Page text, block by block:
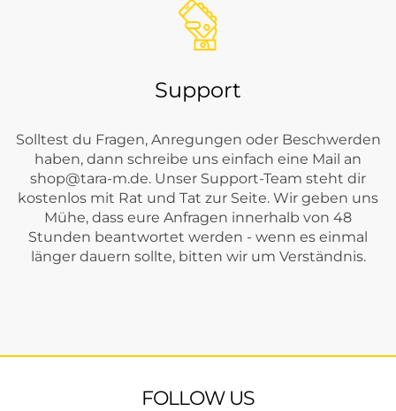
Support
Solltest du Fragen, Anregungen oder Beschwerden
haben, dann schreibe uns einfach eine Mail an
shop@tara-m.de. Unser Support-Team steht dir
kostenlos mit Rat und Tat zur Seite. Wir geben uns
Mühe, dass eure Anfragen innerhalb von 48
Stunden beantwortet werden - wenn es einmal
länger dauern sollte, bitten wir um Verständnis.
FOLLOW US